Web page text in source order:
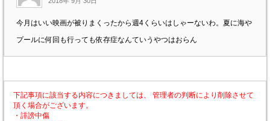
今月はいい映画が被りまくったから週4くらいはしゃーないわ。夏に海や
プールに何回も行っても依存症なんていうやつはおらん
下記事項に該当する内容につきましては、 管理者の判断により削除させて
頂く場合がございます。
・誹謗中傷